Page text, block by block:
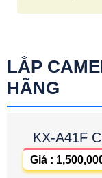
LẮP
HÃNG
KX-A41F
Giá :